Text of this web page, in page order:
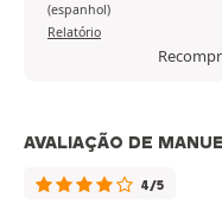
(espanhol)
Relatório
AVALIAÇÃO DE
4/5